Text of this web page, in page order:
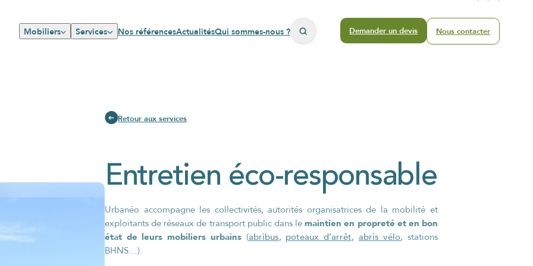
Mobiliers
Équipements covoiturage
En savoir plus
Services Nos référencesActualitésQui sommes-nous ? Demander un devis Nous contacter
Retour aux services
Entretien éco-responsable
Urbanéo accompagne les collectivités, autorités organisatrices de la mobilité et
exploitants de réseaux de transport public dans lemaintien en propreté et en bon
état de leurs mobiliers urbains(abribus, poteaux d’arrêt, abris vélo, stations
BHNS…).